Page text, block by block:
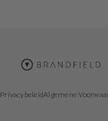
PrivacybeleidAlgemene